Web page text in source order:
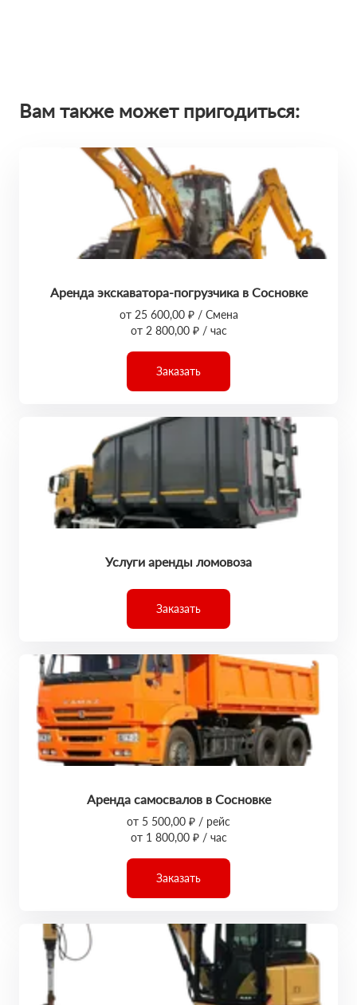
Вам также может пригодиться:
Аренда экскаватора-погрузчика в Сосновке
от 25 600,00 ₽ / Смена
от 2 800,00 ₽ / час
Заказать
Услуги аренды ломовоза
Заказать
Аренда самосвалов в Сосновке
от 5 500,00 ₽ / рейс
от 1 800,00 ₽ / час
Заказать